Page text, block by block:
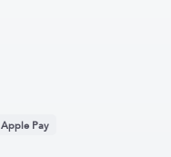
Apple Pay